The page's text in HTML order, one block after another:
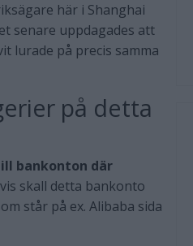
här i Shanghai
senare uppdagades att
lurade på precis samma
på detta
bankonton där
skall detta bankonto
står på ex. Alibaba sida